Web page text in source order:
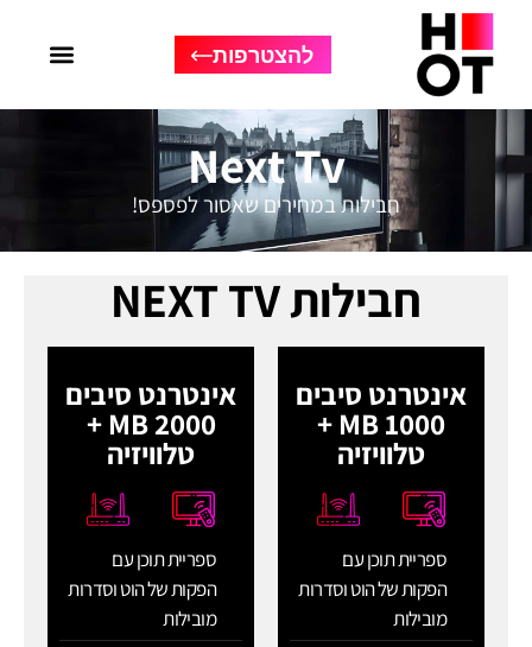
להצטרפות
Next Tv
חבילות במחירים שאסור לפספס!
חבילות NEXT TV
אינטרנט סיבים
1000 MB +
טלוויזיה
ספריית תוכן עם
הפקות של הוט וסדרות
מובילות
אינטרנט סיבים
2000 MB +
טלוויזיה
ספריית תוכן עם
הפקות של הוט וסדרות
מובילות